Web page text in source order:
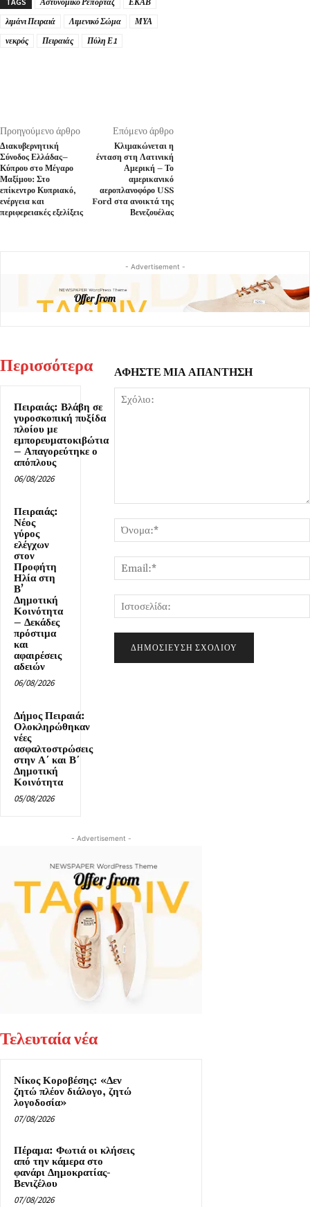
λιμάνι Πειραιά
Λιμενικό Σώμα
ΜΥΑ
νεκρός
Πειραιάς Πύλη Ε1
Προηγούμενο άρθρο
Διακυβερνητική
Σύνοδος Ελλάδας–
Κύπρου στο Μέγαρο
Μαξίμου: Στο
επίκεντρο Κυπριακό,
ενέργεια και
περιφερειακές εξελίξεις
Επόμενο άρθρο
Κλιμακώνεται η
ένταση στη Λατινική
Αμερική – Το
αμερικανικό
αεροπλανοφόρο USS
Ford στα ανοικτά της
Βενεζουέλας
- Advertisement -
Περισσότερα
Πειραιάς: Βλάβη σε
γυροσκοπική πυξίδα
πλοίου με
εμπορευματοκιβώτια
– Απαγορεύτηκε ο
απόπλους
06/08/2026
Πειραιάς:
Νέος
γύρος
ελέγχων
στον
Προφήτη
Ηλία στη
Β’
Δημοτική
Κοινότητα
– Δεκάδες
πρόστιμα
και
αφαιρέσεις
αδειών
06/08/2026
Δήμος Πειραιά:
Ολοκληρώθηκαν
νέες
ασφαλτοστρώσεις
στην Α΄ και Β΄
Δημοτική
Κοινότητα
05/08/2026
ΑΦΗΣΤΕ ΜΙΑ ΑΠΑΝΤΗΣΗ
- Advertisement -
Τελευταία νέα
Νίκος Κοροβέσης: «Δεν
ζητώ πλέον διάλογο, ζητώ
λογοδοσία»
07/08/2026
Πέραμα: Φωτιά οι κλήσεις
από την κάμερα στο
φανάρι Δημοκρατίας-
Βενιζέλου
07/08/2026